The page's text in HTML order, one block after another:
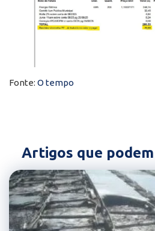
Fonte: O tempo
Artigos que